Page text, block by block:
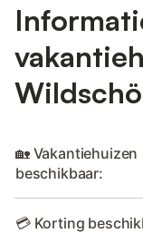
🏡 Vakantiehuizen
beschikbaar:
💳 Korting